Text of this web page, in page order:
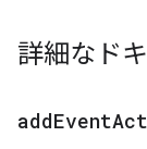
詳細なド